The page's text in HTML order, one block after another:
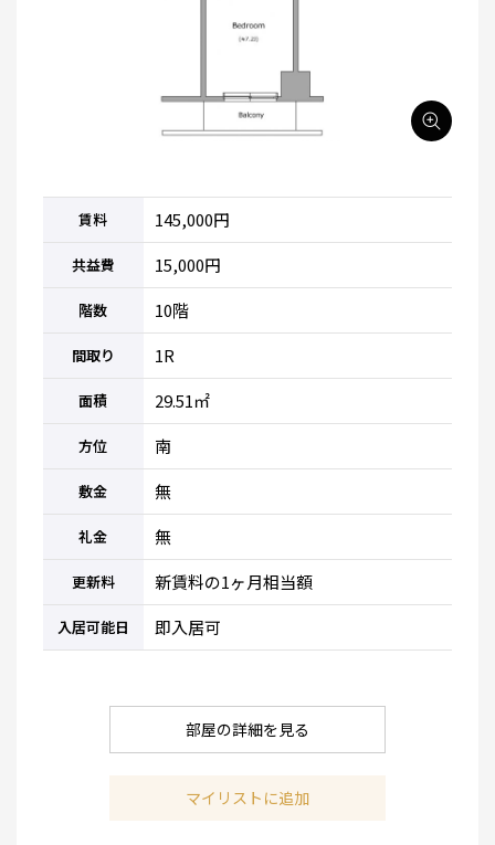
賃料 145,000円
共益費 15,000円
階数 10階
間取り 1R
面積 29.51㎡
方位 南
敷金 無
礼金 無
更新料 新賃料の1ヶ月相当額
入居可能日 即入居可
部屋の詳細を見る
マイリストに追加